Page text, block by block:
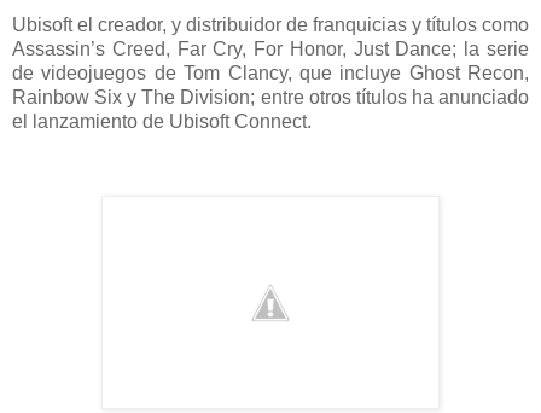
Ubisoft el creador, y distribuidor de franquicias y títulos como
Assassin’s Creed, Far Cry, For Honor, Just Dance; la serie
de videojuegos de Tom Clancy, que incluye Ghost Recon,
Rainbow Six y The Division; entre otros títulos ha anunciado
el lanzamiento de Ubisoft Connect.